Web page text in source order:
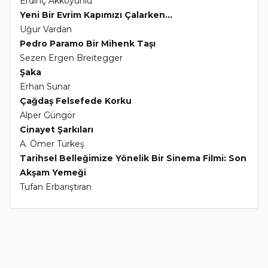
Yeni Bir Evrim Kapımızı Çalarken...
Uğur Vardan
Pedro Paramo Bir Mihenk Taşı
Sezen Ergen Breitegger
Şaka
Erhan Sunar
Çağdaş Felsefede Korku
Alper Güngör
Cinayet Şarkıları
A. Ömer Türkeş
Tarihsel Belleğimize Yönelik Bir Sinema Filmi: Son
Akşam Yemeği
Tufan Erbarıştıran